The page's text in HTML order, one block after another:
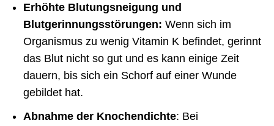
Erhöhte Blutungsneigung und
Blutgerinnungsstörungen: Wenn sich im
Organismus zu wenig Vitamin K befindet, gerinnt
das Blut nicht so gut und es kann einige Zeit
dauern, bis sich ein Schorf auf einer Wunde
gebildet hat.
Abnahme der Knochendichte: Bei